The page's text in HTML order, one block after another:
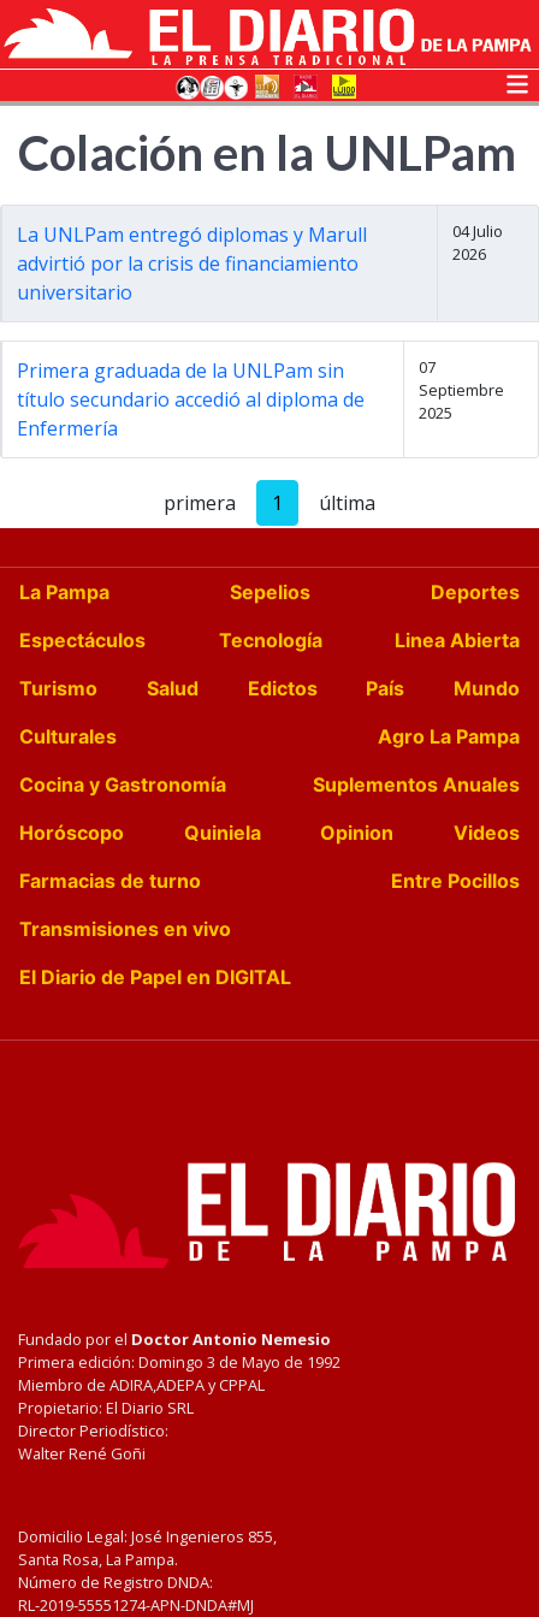
Colación en la UNLPam
La UNLPam entregó diplomas y Marull
advirtió por la crisis de financiamiento
universitario
04 Julio
2026
Primera graduada de la UNLPam sin
título secundario accedió al diploma de
Enfermería
07
Septiembre
2025
primera 1 última
La Pampa Sepelios
Deportes
Espectáculos
Tecnología
Linea Abierta
Turismo
Salud Edictos País
Mundo
Culturales
Agro La Pampa
Cocina y Gastronomía
Suplementos Anuales
Horóscopo
Quiniela Opinion
Videos
Farmacias de turno
Entre Pocillos
Transmisiones en vivo
El Diario de Papel en DIGITAL
Fundado por el Doctor Antonio Nemesio
Primera edición: Domingo 3 de Mayo de 1992
Miembro de ADIRA,ADEPA y CPPAL
Propietario: El Diario SRL
Director Periodístico:
Walter René Goñi
Domicilio Legal: José Ingenieros 855,
Santa Rosa, La Pampa.
Número de Registro DNDA:
RL-2019-55551274-APN-DNDA#MJ